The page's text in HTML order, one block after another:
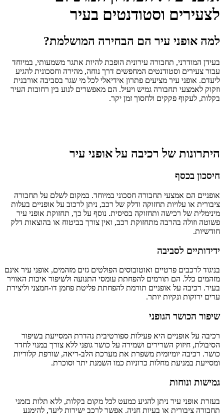
לצעירים וסטודנטים בעיר
למה אופני עיר הם הבחירה המושלמת?
בעידן המודרני, תחבורה עירונית הופכת להיות אתגר משמעותי, במיוחד
עבור צעירים וסטודנטים המחפשים דרך נוחה, מהירה וחסכונית להגיע
ליעדם. אופני עיר מציעים פתרון אידיאלי לכל מי שגר בסביבה אורבנית
וזקוק לאמצעי תחבורה גמיש ויעיל. הם מאפשרים לנוע בין רחובות העיר
בקלות, לעקוף פקקים ולחסוך זמן יקר.
היתרונות של רכיבה על אופני עיר
חיסכון בכסף
אופניים הם אמצעי תחבורה חסכוני במיוחד. במקום לשלם על תחבורה
ציבורית או עלויות תחזוקה ודלק של רכב, ניתן לרכוב על אופניים בעלות
מינימלית של רכישה ותחזוקה בסיסית. נוסף על כך, תחזוקת אופני עיר
פשוטה וזולה בהרבה מתחזוקת רכב, ואין צורך בביטוח או בהוצאות דלק
חודשיות.
ידידותיים לסביבה
בניגוד לרכבים פרטיים ואוטובוסים הפולטים גזים מזהמים, אופני עיר אינם
מזהמים כלל. הם תורמים להפחתת עומסי התנועה ולשיפור איכות האוויר
בעיר. רכיבה על אופניים תורמת להפחתת פליטת פחמן דו-חמצני וליצירת
ערים ירוקות ונקיות יותר.
שיפור הכושר הגופני
רכיבה על אופניים היא פעילות ספורטיבית נהדרת המסייעת בשיפור
הסיבולת, חיזוק השרירים ושמירה על כושר גופני ללא צורך במנוי לחדר
כושר. רכיבה יומיומית משפרת את מערכת הלב-ריאה, שורפת קלוריות
ומסייעת במניעת מחלות כרוניות כמו השמנת יתר וסוכרת.
גמישות ונוחות
בעזרת אופני עיר ניתן להגיע כמעט לכל מקום בקלות, ללא תלות בזמני
תחבורה ציבורית או בעיות חניה. אפשר לרכב ישירות ליעד, להימנע